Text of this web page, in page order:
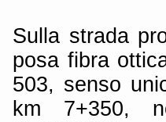
Sulla strada
posa fibra
503, senso
km 7+350,